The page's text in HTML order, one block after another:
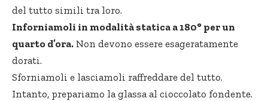
del tutto simili tra loro.
Inforniamoli in modalità statica a 180° per un
quarto d’ora. Non devono essere esageratamente
dorati.
Sforniamoli e lasciamoli raffreddare del tutto.
Intanto, prepariamo la glassa al cioccolato fondente.